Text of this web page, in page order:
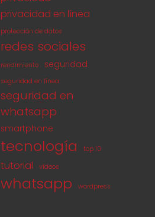
privacidad en línea
protección de datos
redes sociales
rendimiento seguridad
seguridad en línea
seguridad en
whatsapp
smartphone
tecnología top 10
tutorial vídeos
whatsapp wordpress